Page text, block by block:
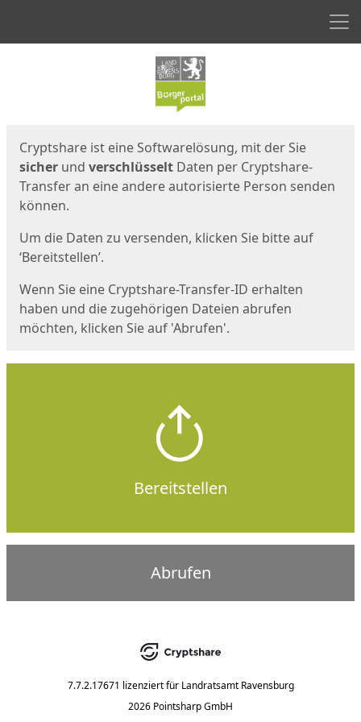
Cryptshare ist eine Softwarelösung, mit der Sie
sicher und verschlüsselt Daten per Cryptshare-
Transfer an eine andere autorisierte Person senden
können.
Um die Daten zu versenden, klicken Sie bitte auf
‘Bereitstellen’.
Wenn Sie eine Cryptshare-Transfer-ID erhalten
haben und die zugehörigen Dateien abrufen
möchten, klicken Sie auf 'Abrufen'.
Bereitstellen
Abrufen
7.7.2.17671 lizenziert für Landratsamt Ravensburg
2026 Pointsharp GmbH